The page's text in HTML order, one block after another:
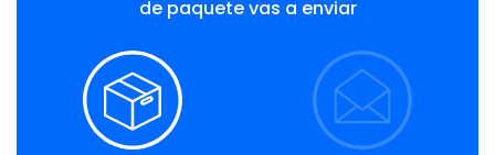
de paquete vas a enviar